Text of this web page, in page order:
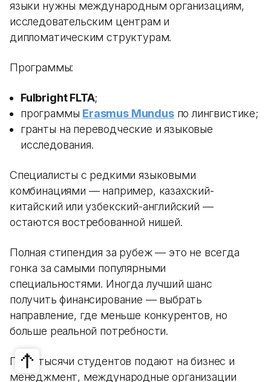
языки нужны международным организациям,
исследовательским центрам и
дипломатическим структурам.
Программы:
Fulbright FLTA;
программы Erasmus Mundusпо лингвистике;
гранты на переводческие и языковые
исследования.
Специалисты с редкими языковыми
комбинациями — например, казахский-
китайский или узбекский-английский —
остаются востребованной нишей.
Полная стипендия за рубеж — это не всегда
гонка за самыми популярными
специальностями. Иногда лучший шанс
получить финансирование — выбрать
направление, где меньше конкурентов, но
больше реальной потребности.
Пока тысячи студентов подают на бизнес и
менеджмент, международные организации